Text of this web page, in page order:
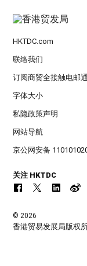
HKTDC.com
联络我们
订阅商贸全接触电邮
字体大小
私隐政策声明
网站导航
京公网安备
关注 HKTDC
© 2026
香港贸易发展局版权